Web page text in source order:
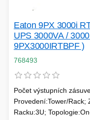
Eaton 9PX 3000i
UPS 3000VA /
9PX3000IRTBPF )
768493
Počet výstupních
Provedení:Tower/Rack;
Racku:3U;